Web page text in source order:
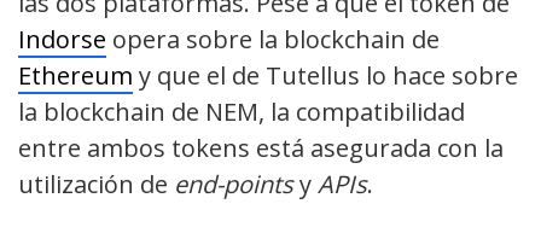
Indorse opera sobre la blockchain de
Ethereum y que el de Tutellus lo hace sobre
la blockchain de NEM, la compatibilidad
entre ambos tokens está asegurada con la
utilización de end-pointsyAPIs.